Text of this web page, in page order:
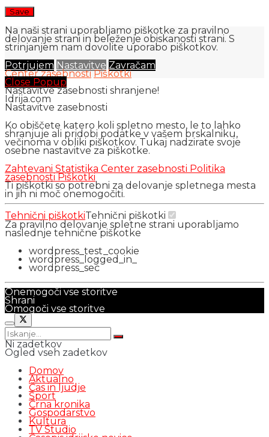
Na naši strani uporabljamo piškotke za pravilno
delovanje strani in beleženje obiskanosti strani. S
strinjanjem nam dovolite uporabo piškotkov.
Potrjujem Nastavitve Zavračam
Center zasebnosti Piškotki
Close Popup
Nastavitve zasebnosti shranjene!
Idrija.com
Nastavitve zasebnosti
Ko obiščete katero koli spletno mesto, le to lahko
shranjuje ali pridobi podatke v vašem brskalniku,
večinoma v obliki piškotkov. Tukaj nadzirate svoje
osebne nastavitve za piškotke.
Zahtevani Statistika Center zasebnosti Politika
zasebnosti Piškotki
Ti piškotki so potrebni za delovanje spletnega mesta
in jih ni moč onemogočiti.
Tehnični piškotkiTehnični piškotki
Za pravilno delovanje spletne strani uporabljamo
naslednje tehnične piškotke
wordpress_test_cookie
wordpress_logged_in_
wordpress_sec
Onemogoči vse storitve
Shrani
Omogoči vse storitve
Ni zadetkov
Ogled vseh zadetkov
Domov
Aktualno
Čas in ljudje
Šport
Črna kronika
Gospodarstvo
Kultura
TV Studio